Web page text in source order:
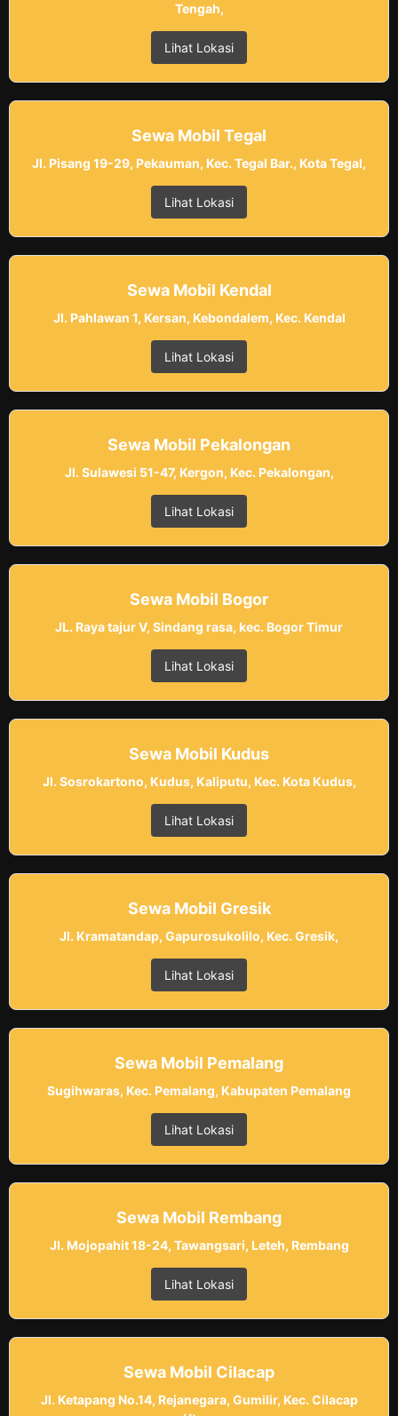
Tengah,
Lihat Lokasi
Sewa Mobil Tegal
Jl. Pisang 19-29, Pekauman, Kec. Tegal Bar., Kota Tegal,
Lihat Lokasi
Sewa Mobil Kendal
Jl. Pahlawan 1, Kersan, Kebondalem, Kec. Kendal
Lihat Lokasi
Sewa Mobil Pekalongan
Jl. Sulawesi 51-47, Kergon, Kec. Pekalongan,
Lihat Lokasi
Sewa Mobil Bogor
JL. Raya tajur V, Sindang rasa, kec. Bogor Timur
Lihat Lokasi
Sewa Mobil Kudus
Jl. Sosrokartono, Kudus, Kaliputu, Kec. Kota Kudus,
Lihat Lokasi
Sewa Mobil Gresik
Jl. Kramatandap, Gapurosukolilo, Kec. Gresik,
Lihat Lokasi
Sewa Mobil Pemalang
Sugihwaras, Kec. Pemalang, Kabupaten Pemalang
Lihat Lokasi
Sewa Mobil Rembang
Jl. Mojopahit 18-24, Tawangsari, Leteh, Rembang
Lihat Lokasi
Sewa Mobil Cilacap
Jl. Ketapang No.14, Rejanegara, Gumilir, Kec. Cilacap